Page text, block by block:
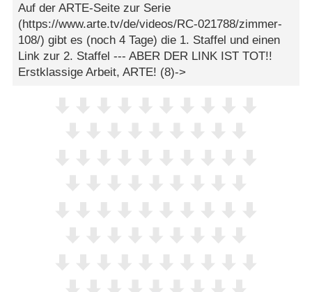
Auf der ARTE-Seite zur Serie
(https://www.arte.tv/de/videos/RC-021788/zimmer-
108/) gibt es (noch 4 Tage) die 1. Staffel und einen
Link zur 2. Staffel --- ABER DER LINK IST TOT!!
Erstklassige Arbeit, ARTE! (8)->